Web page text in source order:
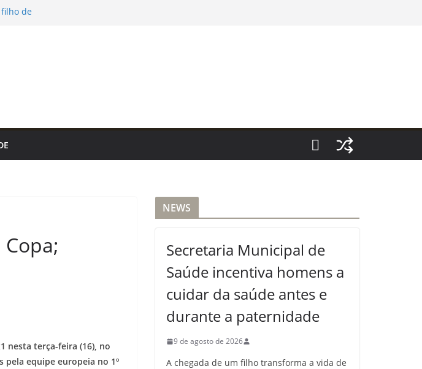
de
nesta terça-feira (16), no
pela equipe europeia no 1º
NEWS
Secretaria Municipal de
Saúde incentiva homens a
cuidar da saúde antes e
durante a paternidade
9 de agosto de 2026
A chegada de um filho transforma a vida de